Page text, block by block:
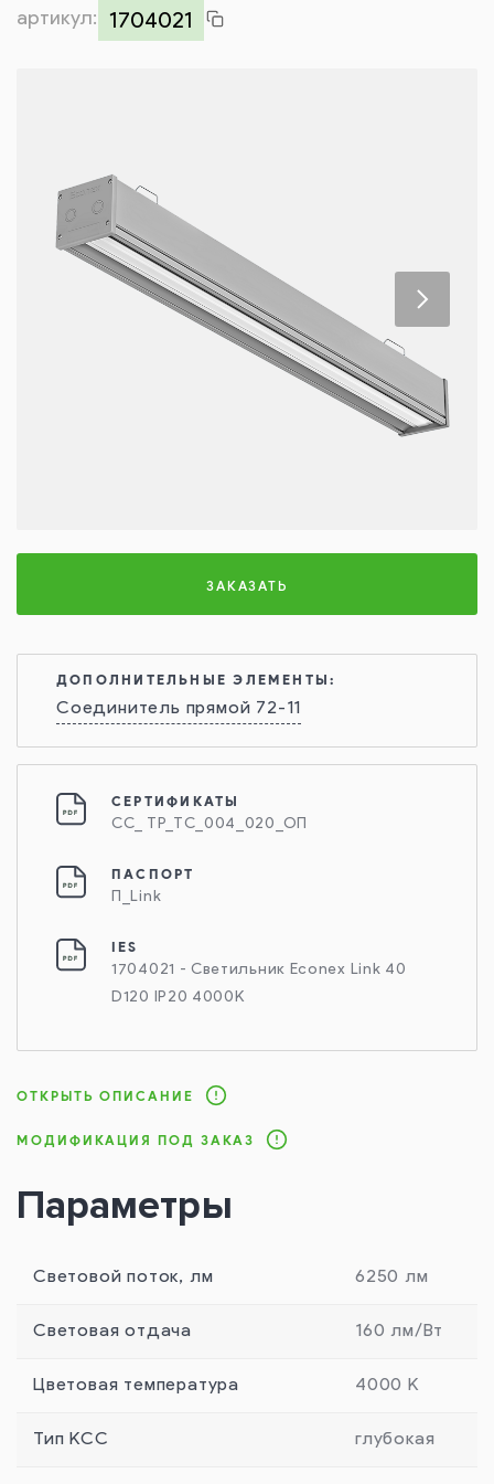
Контакты
артикул: 1704021
ЗАКАЗАТЬ
ДОПОЛНИТЕЛЬНЫЕ ЭЛЕМЕНТЫ:
Соединитель прямой 72-11
СЕРТИФИКАТЫ
СС_ ТР_ТС_004_020_ОП
ПАСПОРТ
П_Link
IES
1704021 - Светильник Econex Link 40
D120 IP20 4000K
ОТКРЫТЬ ОПИСАНИЕ
МОДИФИКАЦИЯ ПОД ЗАКАЗ
Параметры
Световой поток, лм 6250 лм
Световая отдача 160 лм/Вт
Цветовая температура 4000 К
Тип КСС глубокая